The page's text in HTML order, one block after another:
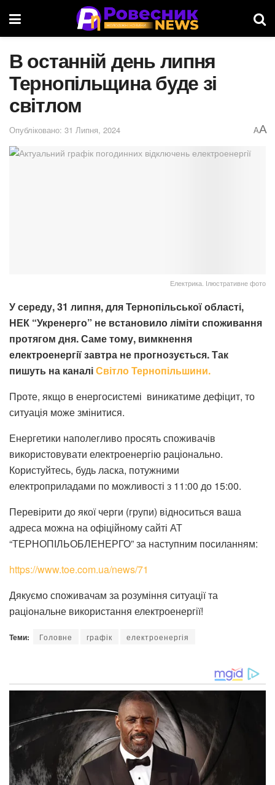
В останній день липня
Тернопільщина буде зі
світлом
Опубліковано: 31 Липня, 2024 AA
Електрика. Ілюстративне фото
У середу, 31 липня, для Тернопільської області,
НЕК “Укренерго” не встановило ліміти споживання
протягом дня. Саме тому, вимкнення
електроенергії завтра не прогнозується. Так
пишуть на каналіСвітло Тернопільшини.
Проте, якщо в енергосистемі виникатиме дефіцит, то
ситуація може змінитися.
Енергетики наполегливо просять споживачів
використовувати електроенергію раціонально.
Користуйтесь, будь ласка, потужними
електроприладами по можливості з 11:00 до 15:00.
Перевірити до якої черги (групи) відноситься ваша
адреса можна на офіційному сайті АТ
“ТЕРНОПІЛЬОБЛЕНЕРГО” за наступним посиланням:
https://www.toe.com.ua/news/71
Дякуємо споживачам за розуміння ситуації та
раціональне використання електроенергії!
Теми: Головне графік електроенергія